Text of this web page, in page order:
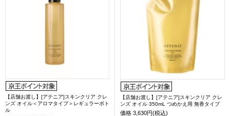
【店舗お渡し】[アテニア]スキンクリア クレ
ンズ オイル＜アロマタイプ＞レギュラーボト
ル
【店舗お渡し】[アテニア]スキンクリア クレ
ンズ オイル 350mL つめかえ用 無香タイプ
価格 3,630円(税込)